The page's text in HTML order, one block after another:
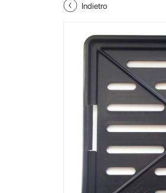
Indietro